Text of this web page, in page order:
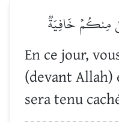
مِنكُمۡ خَافِيَةٞ
En ce jour,
(devant Allah)
sera tenu